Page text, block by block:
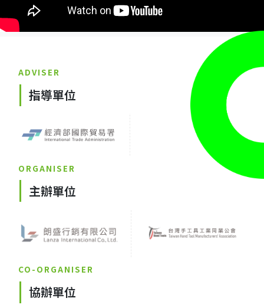
ADVISER
指導單位
ORGANISER
主辦單位
CO-ORGANISER
協辦單位